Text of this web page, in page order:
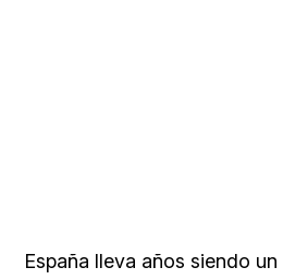
España lleva años siendo un